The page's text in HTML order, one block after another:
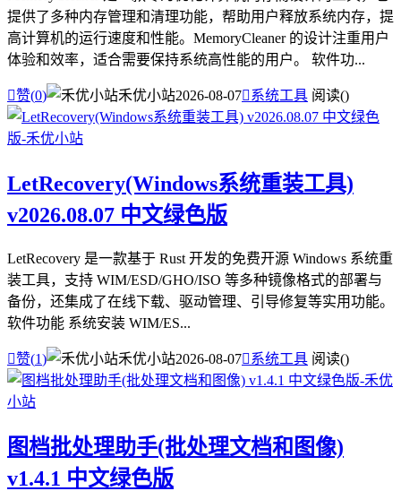
提供了多种内存管理和清理功能，帮助用户释放系统内存，提
高计算机的运行速度和性能。MemoryCleaner 的设计注重用户
体验和效率，适合需要保持系统高性能的用户。 软件功...
赞(0) 禾优小站2026-08-07系统工具 阅读()
LetRecovery(Windows系统重装工具)
v2026.08.07 中文绿色版
LetRecovery 是一款基于 Rust 开发的免费开源 Windows 系统重
装工具，支持 WIM/ESD/GHO/ISO 等多种镜像格式的部署与
备份，还集成了在线下载、驱动管理、引导修复等实用功能。
软件功能 系统安装 WIM/ES...
赞(1) 禾优小站2026-08-07系统工具 阅读()
图档批处理助手(批处理文档和图像)
v1.4.1 中文绿色版